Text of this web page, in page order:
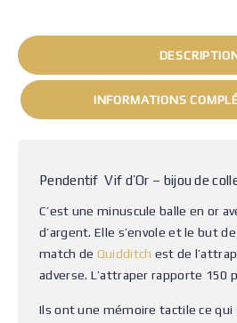
INFORMATIONS
Pendentif Vif d’Or – bijou de
C’est une minuscule balle en or
d’argent. Elle s’envole et le but
match de Quidditch est de
adverse. L’attraper rapporte 150
Ils ont une mémoire tactile ce qui